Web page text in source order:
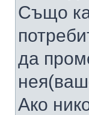
Също
да
Ако